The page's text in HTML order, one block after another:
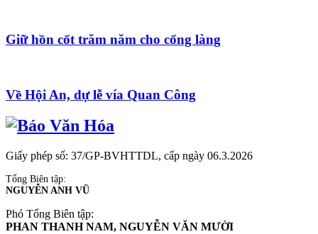
Giữ hồn cốt trăm năm cho cổng làng
Về Hội An, dự lễ vía Quan Công
Giấy phép số: 37/GP-BVHTTDL, cấp ngày 06.3.2026
Tổng Biên tập:
NGUYỄN ANH VŨ
Phó Tổng Biên tập:
PHAN THANH NAM, NGUYỄN VĂN MƯỜI